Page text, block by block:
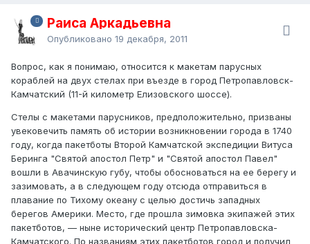
Раиса Аркадьевна
Опубликовано 19 декабря, 2011
Вопрос, как я понимаю, относится к макетам парусных
кораблей на двух стелах при въезде в город Петропавловск-
Камчатский (11-й километр Елизовского шоссе).
Стелы с макетами парусников, предположительно, призваны
увековечить память об истории возникновении города в 1740
году, когда пакетботы Второй Камчатской экспедиции Витуса
Беринга "Святой апостол Петр" и "Святой апостол Павел"
вошли в Авачинскую губу, чтобы обосноваться на ее берегу и
зазимовать, а в следующем году отсюда отправиться в
плавание по Тихому океану с целью достичь западных
берегов Америки. Место, где прошла зимовка экипажей этих
пакетботов, — ныне исторический центр Петропавловска-
Камчатского. По названиям этих пакетботов город и получил